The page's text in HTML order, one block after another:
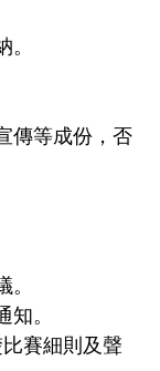
傳等成份，否
。
賽細則及聲